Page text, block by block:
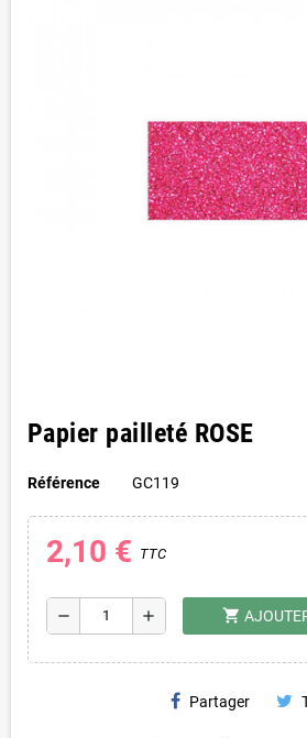
Papier pailleté ROSE
Référence GC119
2,10 € TTC
remove add shopping_cart
Partager